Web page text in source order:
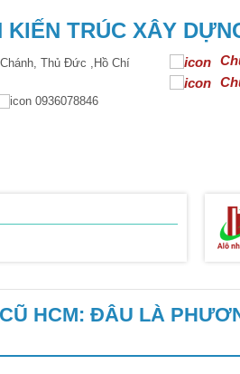
KIẾN TRÚC XÂY
Thủ Đức ,Hồ Chí
0936078846
HCM: ĐÂU LÀ